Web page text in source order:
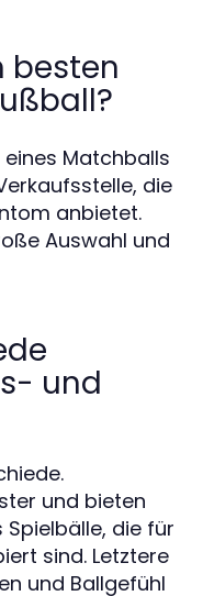
besten
Matchballs
die
anbietet.
Auswahl und
und
und bieten
die für
sind. Letztere
und Ballgefühl